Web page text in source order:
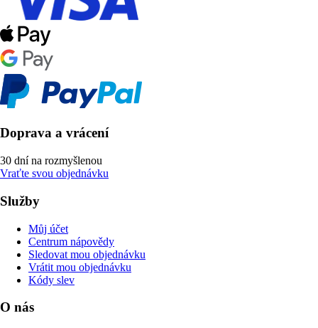
Doprava a vrácení
30 dní na rozmyšlenou
Vraťte svou objednávku
Služby
Můj účet
Centrum nápovědy
Sledovat mou objednávku
Vrátit mou objednávku
Kódy slev
O nás